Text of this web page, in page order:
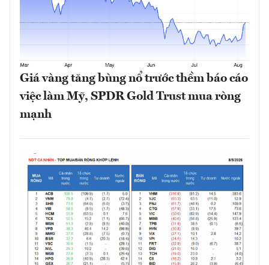
Giá vàng tăng bùng nổ trước thềm báo cáo
việc làm Mỹ, SPDR Gold Trust mua ròng
mạnh